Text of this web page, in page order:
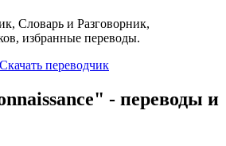
Словарь и Разговорник,
избранные переводы.
- переводы и